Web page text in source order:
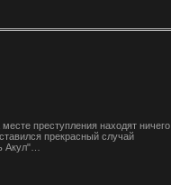
преступления находят ничего
прекрасный случай
Акул"…